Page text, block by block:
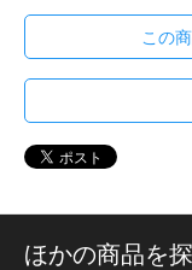
この
ほかの商品を